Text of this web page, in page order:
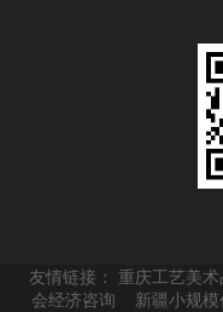
友情链接：重庆工艺美
会经济咨询
新疆小规